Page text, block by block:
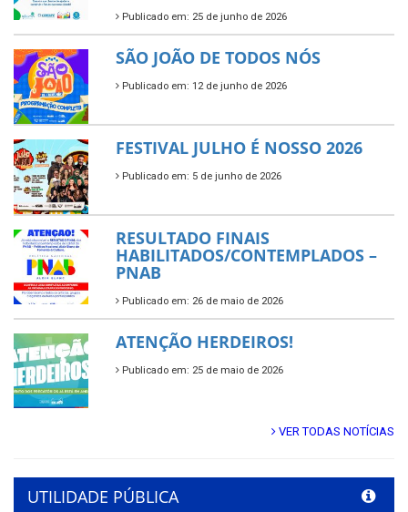
Publicado em: 25 de junho de 2026
SÃO JOÃO DE TODOS NÓS
Publicado em: 12 de junho de 2026
FESTIVAL JULHO É NOSSO 2026
Publicado em: 5 de junho de 2026
RESULTADO FINAIS
HABILITADOS/CONTEMPLADOS –
PNAB
Publicado em: 26 de maio de 2026
ATENÇÃO HERDEIROS!
Publicado em: 25 de maio de 2026
VER TODAS NOTÍCIAS
UTILIDADE PÚBLICA